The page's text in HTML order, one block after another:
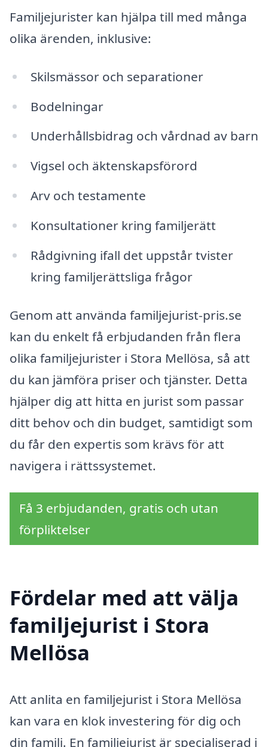
Familjejurister kan hjälpa till med många
olika ärenden, inklusive:
Skilsmässor och separationer
Bodelningar
Underhållsbidrag och vårdnad av barn
Vigsel och äktenskapsförord
Arv och testamente
Konsultationer kring familjerätt
Rådgivning ifall det uppstår tvister
kring familjerättsliga frågor
Genom att använda familjejurist-pris.se
kan du enkelt få erbjudanden från flera
olika familjejurister i Stora Mellösa, så att
du kan jämföra priser och tjänster. Detta
hjälper dig att hitta en jurist som passar
ditt behov och din budget, samtidigt som
du får den expertis som krävs för att
navigera i rättssystemet.
Få 3 erbjudanden, gratis och utan
förpliktelser
Fördelar med att välja
familjejurist i Stora
Mellösa
Att anlita en familjejurist i Stora Mellösa
kan vara en klok investering för dig och
din familj. En familjejurist är specialiserad i